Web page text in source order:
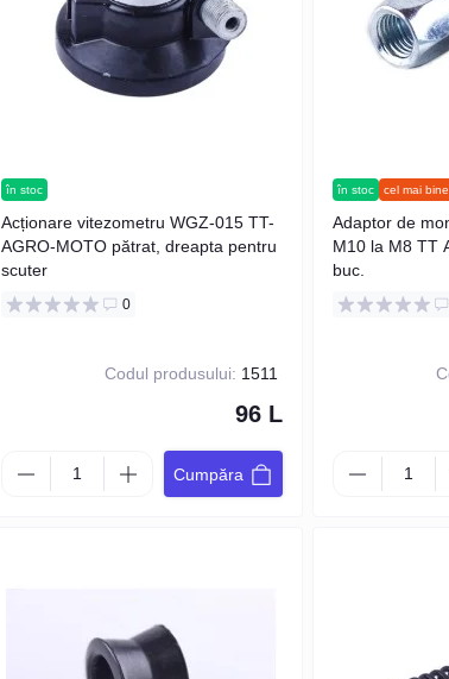
în stoc
Acționare vitezometru WGZ-015 TT-
AGRO-MOTO pătrat, dreapta pentru
scuter
0
Codul produsului: 1511
96 L
Cumpăra
în stoc cel mai
Adaptor de
M10 la M8 TT
buc.